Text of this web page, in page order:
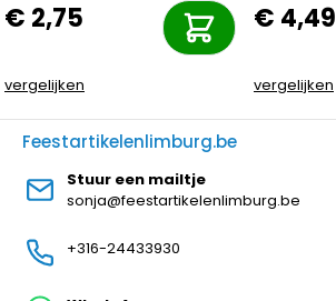
€ 2,75
vergelijken
€ 4,49
vergelijken
Feestartikelenlimburg.be
Stuur een mailtje
sonja@feestartikelenlimburg.be
+316-24433930